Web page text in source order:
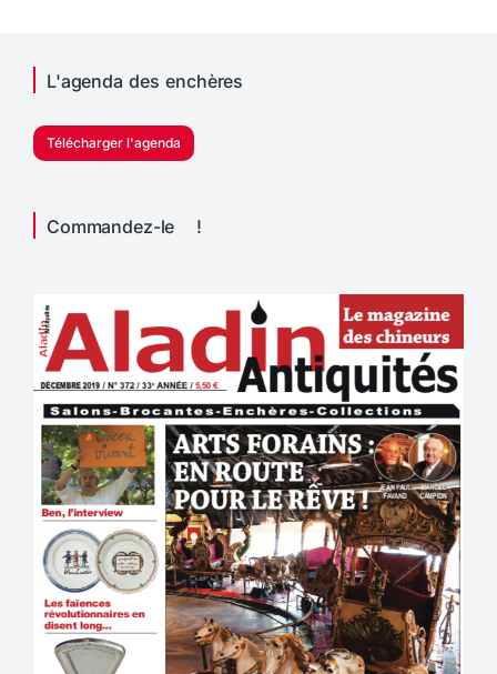
L'agenda des enchères
Télécharger l'agenda
Commandez-le !